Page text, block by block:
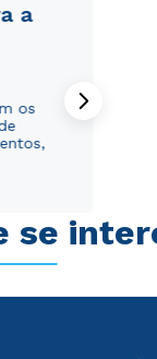
a
os
se
para o
Sul.
para o
Sul.